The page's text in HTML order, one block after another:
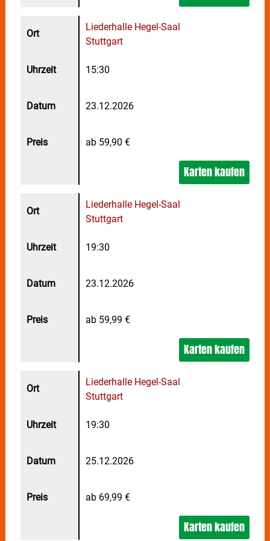
verändern wird.
Liederhalle Hegel-Saal
Stuttgart
15:30
23.12.2026
ab 59,90 €
Karten kaufen
Liederhalle Hegel-Saal
Stuttgart
19:30
23.12.2026
ab 59,99 €
Karten kaufen
Liederhalle Hegel-Saal
Stuttgart
19:30
25.12.2026
ab 69,99 €
Karten kaufen